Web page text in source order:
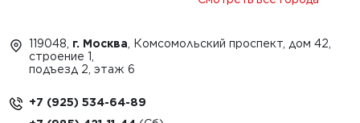
119048, г. Москва , Комсомольский проспект, дом 42,
строение 1,
подъезд 2, этаж 6
+7 (925) 534-64-89